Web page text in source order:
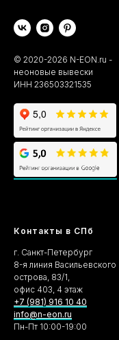
© 2020-2026 N-EON.ru -
неоновые вывески
ИНН 236503321535
Контакты в СПб
г. Санкт-Петербург
8-я линия Васильевского
острова, 83/1,
офис 403, 4 этаж
+7 (981) 916 10 40
info@n-eon.ru
Пн-Пт 10:00-19:00